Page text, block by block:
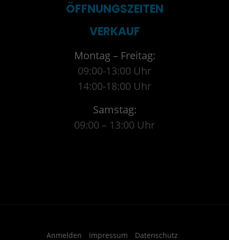
ÖFFNUNGSZEITEN
VERKAUF
Montag – Freitag:
09:00-13:00 Uhr
14:00-18:00 Uhr
Samstag:
09:00 – 13:00 Uhr
Anmelden Impressum Datenschutz